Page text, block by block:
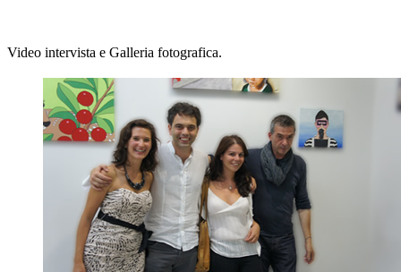
Video intervista e Galleria fotografica.